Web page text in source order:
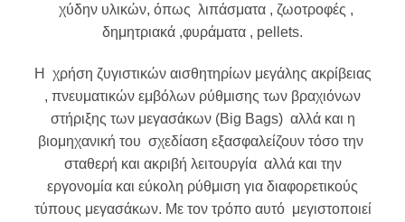
χύδην υλικών, όπως λιπάσματα , ζωοτροφές ,
δημητριακά ,φυράματα , pellets.
Η χρήση ζυγιστικών αισθητηρίων μεγάλης ακρίβειας
, πνευματικών εμβόλων ρύθμισης των βραχιόνων
στήριξης των μεγασάκων (Big Bags) αλλά και η
βιομηχανική του σχεδίαση εξασφαλείζουν τόσο την
σταθερή και ακριβή λειτουργία αλλά και την
εργονομία και εύκολη ρύθμιση για διαφορετικούς
τύπους μεγασάκων. Με τον τρόπο αυτό μεγιστοποιεί